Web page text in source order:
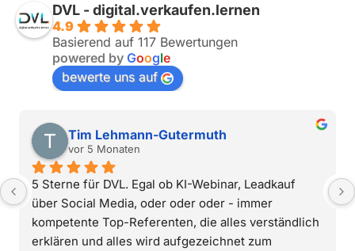
DVL - digital.verkaufen.lernen
4.9
Basierend auf 117 Bewertungen
powered by Google
bewerte uns auf
Tim Lehmann-Gutermuth
vor 5 Monaten
5 Sterne für DVL. Egal ob KI-Webinar, Leadkauf
über Social Media, oder oder oder - immer
kompetente Top-Referenten, die alles verständlich
erklären und alles wird aufgezeichnet zum